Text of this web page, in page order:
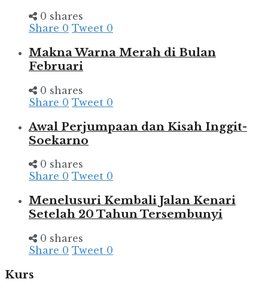
0 shares
Share 0 Tweet 0
Makna Warna Merah di Bulan
Februari
0 shares
Share 0 Tweet 0
Awal Perjumpaan dan Kisah Inggit-
Soekarno
0 shares
Share 0 Tweet 0
Menelusuri Kembali Jalan Kenari
Setelah 20 Tahun Tersembunyi
0 shares
Share 0 Tweet 0
Kurs